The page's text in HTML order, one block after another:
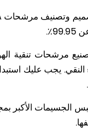
مرشحات تنقية
النقي. يجب عليك
الجسيمات الأكبر